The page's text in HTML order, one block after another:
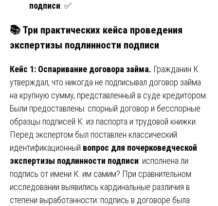
подписи . ✅
📚 Три практических кейса проведения
экспертизы подлинности подписи
Кейс 1: Оспаривание договора займа. Гражданин К.
утверждал, что никогда не подписывал договор займа
на крупную сумму, представленный в суде кредитором.
Были предоставлены: спорный договор и бесспорные
образцы подписей К. из паспорта и трудовой книжки.
Перед экспертом был поставлен классический
идентификационный вопрос для почерковедческой
экспертизы подлинности подписи: исполнена ли
подпись от имени К. им самим? При сравнительном
исследовании выявились кардинальные различия в
степени выработанности: подпись в договоре была